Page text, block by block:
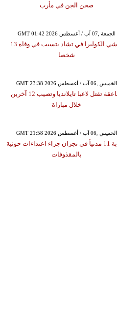
صحن الجن في مأرب
GMT 01:42 2026 الجمعة ,07 آب / أغسطس
تفشي الكوليرا في تشاد يتسبب في وفاة 13
شخصا
GMT 23:38 2026 الخميس ,06 آب / أغسطس
صاعقة تقتل لاعبا تايلانديا وتصيب 12 آخرين
خلال مباراة
GMT 21:58 2026 الخميس ,06 آب / أغسطس
إصابة 11 مدنياً في نجران جراء اعتداءات حوثية
بالمقذوفات